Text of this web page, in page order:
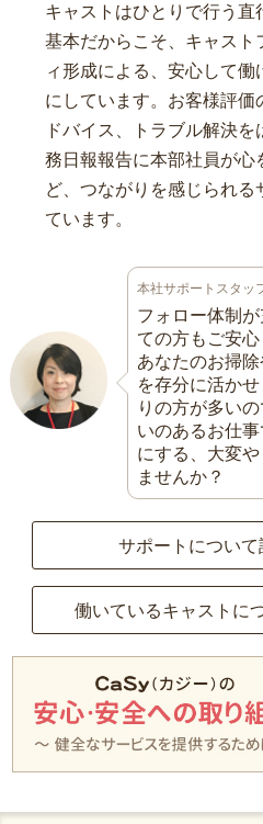
キャストはひとりで行う直
基本だからこそ、キャスト
ィ形成による、安心して働
にしています。お客様評価
ドバイス、トラブル解決
務日報報告に本部社員が心
ど、つながりを感じられる
ています。
本社サポートスタッ
フォロー体制
ての方もご安心
あなたのお掃
を存分に活か
りの方が多い
いのあるお仕
にする、大変
ませんか？
サポートについて
働いているキャストに